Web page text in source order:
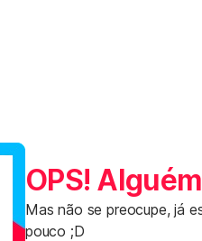
OPS!
Mas não se preocupe, já
pouco ;D